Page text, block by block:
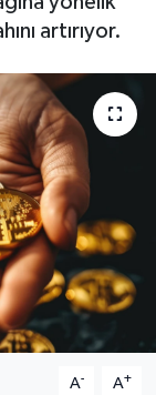
artırıyor.
A- A+